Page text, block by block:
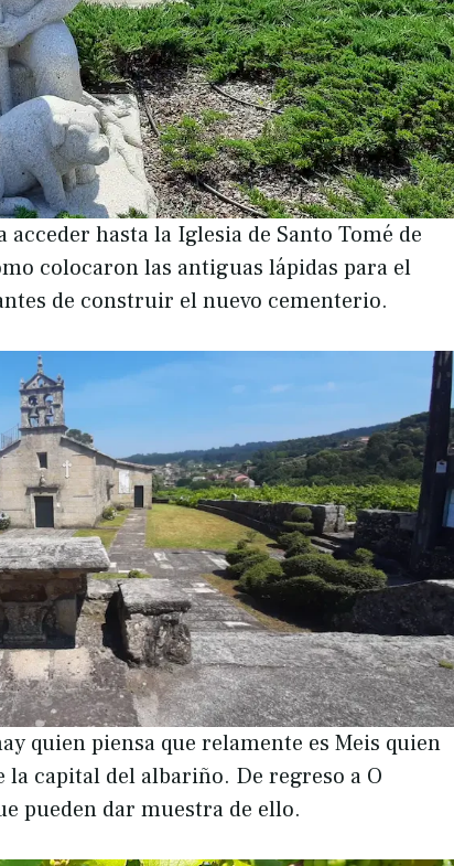
hasta la Iglesia de Santo Tomé de
colocaron las antiguas lápidas para el
de construir el nuevo cementerio.
quien piensa que relamente es Meis quien
capital del albariño. De regreso a O
pueden dar muestra de ello.